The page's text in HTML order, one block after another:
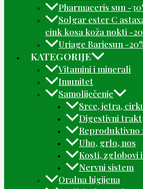
Pharmaceris sun -
Solgar ester C
cink kosa koža nokti -
Uriage Bariesun -
KATEGORIJE
Vitamini i minerali
Imunitet
Samoliječenje
Srce, jetra,
Digestivni trakt
Reproduktivno
Uho, grlo, nos
Kosti, zglobovi
Nervni sistem
Oralna higijena